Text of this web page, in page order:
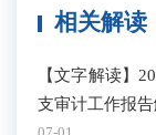
相关解读
【文字解读】
支审计工作报